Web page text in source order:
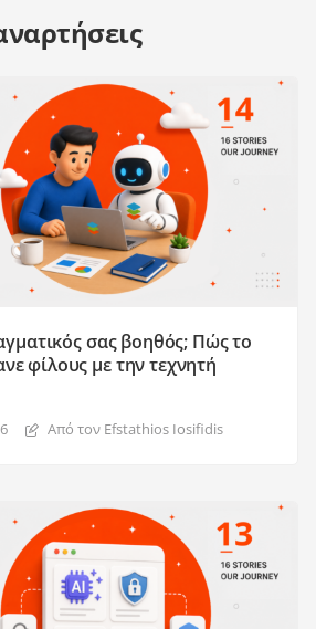
σας βοηθός; Πώς το
φίλους με την τεχνητή
Από τον Efstathios Iosifidis